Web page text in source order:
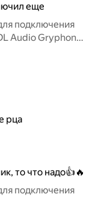
еще
подключения
Audio Gryphon
рца
то что надо👍🔥
подключения